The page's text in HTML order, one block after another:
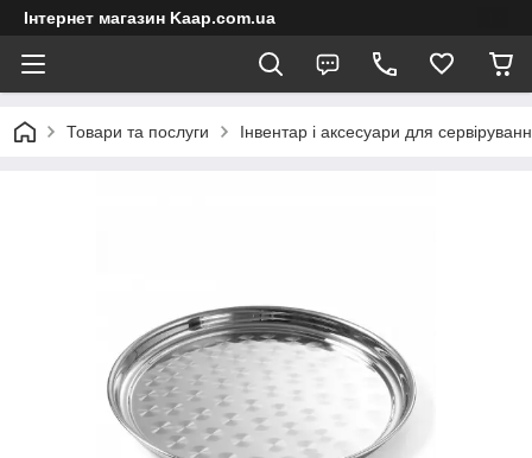
Інтернет магазин Kaap.com.ua
Товари та послуги Інвентар і аксесуари для